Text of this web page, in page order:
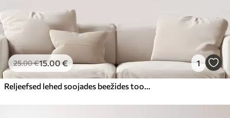
25.00€15.00€ 1
Reljeefsed lehed soojades beežides toonides